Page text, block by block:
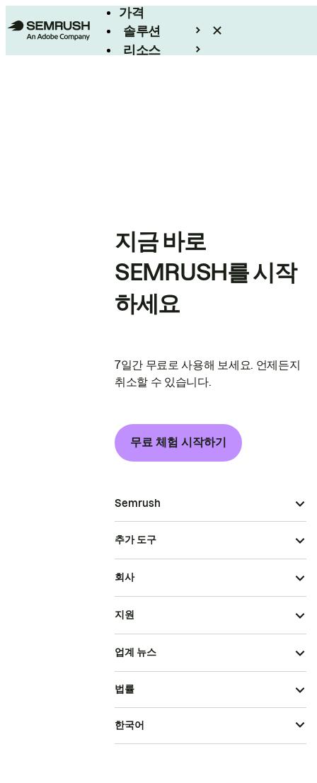
가격
솔루션
리소스
지금 바로
SEMRUSH를 시작
하세요
7일간 무료로 사용해 보세요. 언제든지
취소할 수 있습니다.
무료 체험 시작하기
Semrush
추가 도구
회사
지원
업계 뉴스
법률
한국어